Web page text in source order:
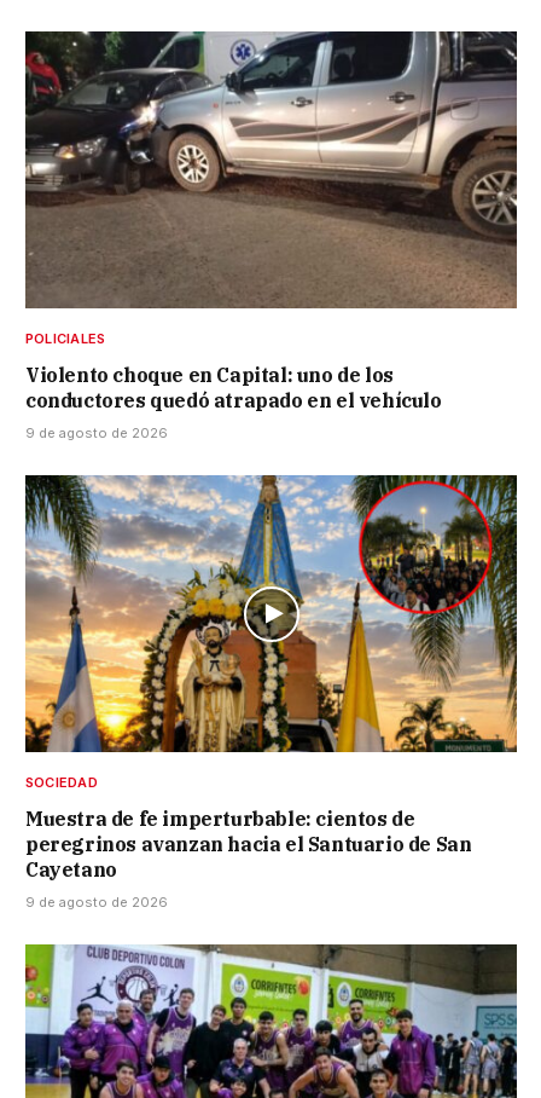
POLICIALES
Violento choque en Capital: uno de los
conductores quedó atrapado en el vehículo
9 de agosto de 2026
SOCIEDAD
Muestra de fe imperturbable: cientos de
peregrinos avanzan hacia el Santuario de San
Cayetano
9 de agosto de 2026